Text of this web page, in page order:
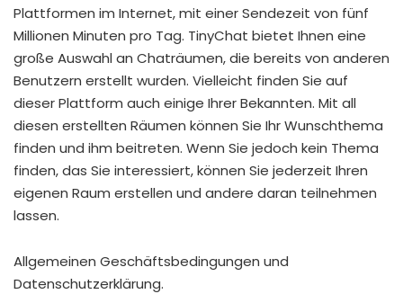
Plattformen im Internet, mit einer Sendezeit von fünf
Millionen Minuten pro Tag. TinyChat bietet Ihnen eine
große Auswahl an Chaträumen, die bereits von anderen
Benutzern erstellt wurden. Vielleicht finden Sie auf
dieser Plattform auch einige Ihrer Bekannten. Mit all
diesen erstellten Räumen können Sie Ihr Wunschthema
finden und ihm beitreten. Wenn Sie jedoch kein Thema
finden, das Sie interessiert, können Sie jederzeit Ihren
eigenen Raum erstellen und andere daran teilnehmen
lassen.
Allgemeinen Geschäftsbedingungen und
Datenschutzerklärung.